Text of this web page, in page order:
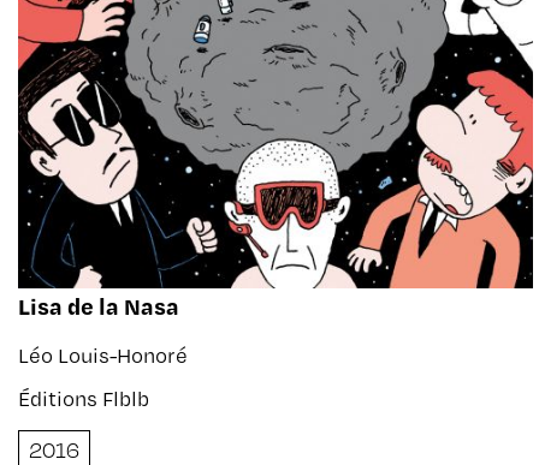
Lisa de la Nasa
Léo Louis-Honoré
Éditions Flblb
2016